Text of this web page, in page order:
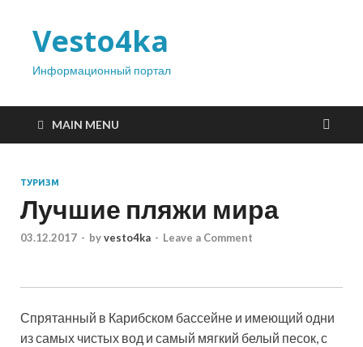
Vesto4ka
Информационный портал
MAIN MENU
ТУРИЗМ
Лучшие пляжи мира
03.12.2017 - byvesto4ka - Leave a Comment
Спрятанный в Карибском бассейне и имеющий одни
из самых чистых вод и самый мягкий белый песок, с